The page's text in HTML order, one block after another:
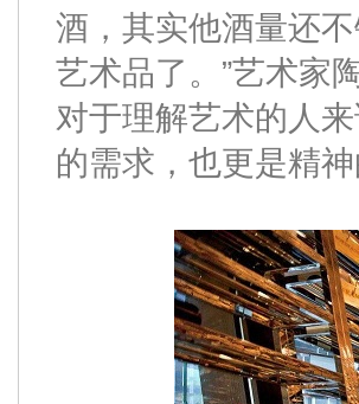
酒，其实他酒量还
艺术品了。”艺术家
对于理解艺术的人
的需求，也更是精